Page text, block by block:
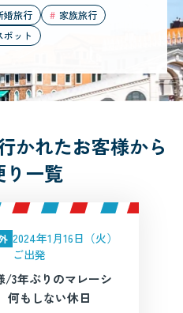
婚旅行
家族旅行
ポット
かれたお客様から
り一覧
2024年1月16日（火）
ご出発
/3年ぶりのマレーシ
もしない休日